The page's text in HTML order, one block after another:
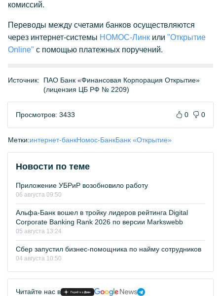
комиссий.
Переводы между счетами банков осуществляются
через интернет-системы НОМОС-Линк или "Открытие
Online" с помощью платежных поручений.
Источник:
ПАО Банк «Финансовая Корпорация Открытие»
(лицензия ЦБ РФ № 2209)
Просмотров: 3433 0 0
Метки:интернет-банкНомос-БанкБанк «Открытие»
Новости по теме
Приложение УБРиР возобновило работу
06 августа 09:50
Альфа-Банк вошел в тройку лидеров рейтинга Digital
Corporate Banking Rank 2026 по версии Markswebb
05 августа 13:24
Сбер запустил бизнес-помощника по найму сотрудников
04 августа 10:50
Читайте нас в